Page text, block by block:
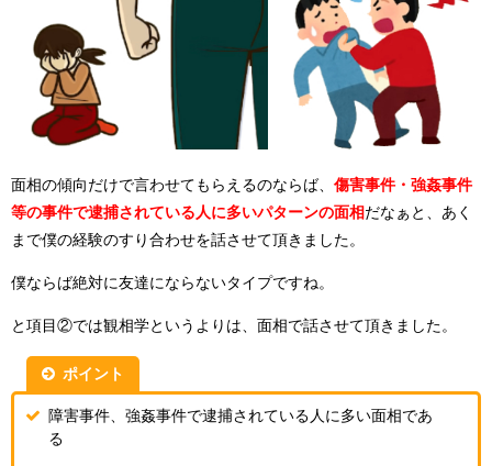
面相の傾向だけで言わせてもらえるのならば、 傷害事件・強姦事件
等の事件で逮捕されている人に多いパターンの面相だなぁと、あく
まで僕の経験のすり合わせを話させて頂きました。
僕ならば絶対に友達にならないタイプですね。
と項目②では観相学というよりは、面相で話させて頂きました。
ポイント
障害事件、強姦事件で逮捕されている人に多い面相であ
る